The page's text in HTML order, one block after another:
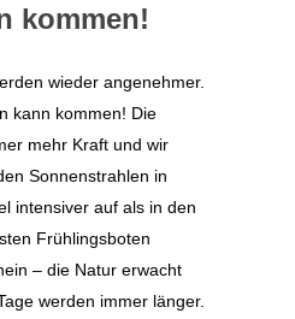
kommen!
wieder angenehmer.
kann kommen! Die
mehr Kraft und wir
Sonnenstrahlen in
intensiver auf als in den
Frühlingsboten
– die Natur erwacht
werden immer länger.